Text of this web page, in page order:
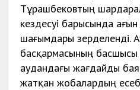
Тұрашбековтың
кездесуі барысында ағын
шағымдары зерделенді.
басқармасының
аудандағы жағдайды
жатқан жобалардың